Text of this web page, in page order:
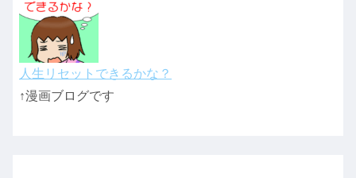
人生リセットできるかな？
↑漫画ブログです